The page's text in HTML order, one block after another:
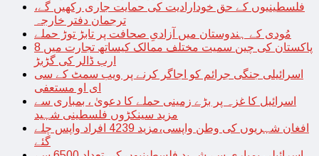
فلسطینیوں کے حق خودارادیت کی حمایت جاری رکھیں گے،
ترجمان دفتر خارجہ
مُودی کے ہندوستان میں آزادیِ صحافت پر تابڑ توڑ حملے
پاکستان کی چین سمیت مختلف ممالک کیساتھ تجارت میں 8
ارب ڈالر کی گڑبڑ
اسرائیلی جنگی جرائم کو اجاگر کرنے پر ویب سمٹ کے سی
ای او مستعفی
اسرائیل کا غزہ پر بڑے زمینی حملے کا دعویٰ ، بمباری سے
مزید سینکڑوں فلسطینی شہید
افغان شہریوں کی وطن واپسی،مزید 4239 افراد واپس چلے
گئے